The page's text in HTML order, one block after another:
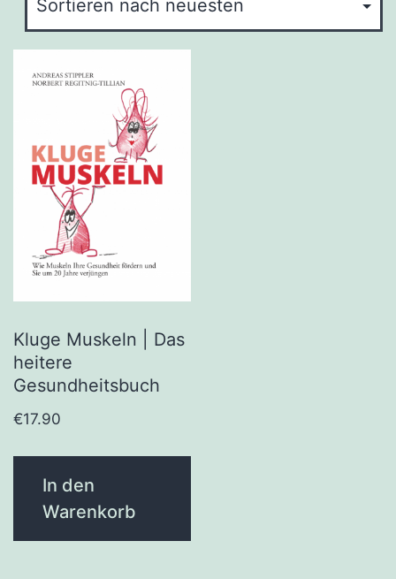
Kluge Muskeln | Das
heitere
Gesundheitsbuch
€17.90
In den
Warenkorb